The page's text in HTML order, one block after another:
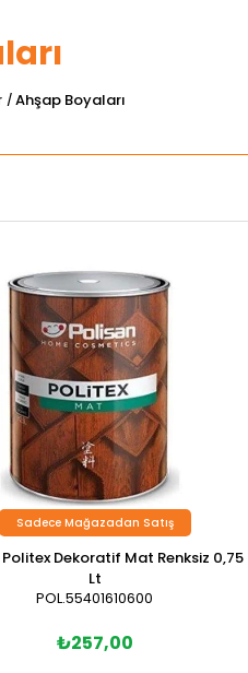
Ahşap Boyaları
Dekoratif Mat Renksiz 0,75
Lt
POL.55401610600
₺257,00
Sadece Mağazadan Satış